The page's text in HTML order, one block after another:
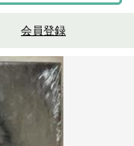
会員登録